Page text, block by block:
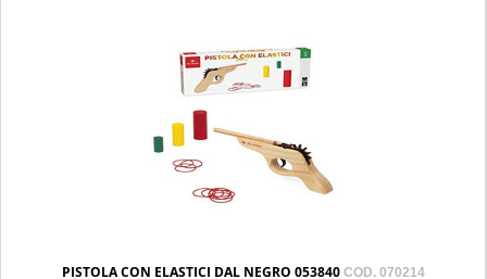
PISTOLA CON ELASTICI DAL NEGRO 053840 COD. 070214